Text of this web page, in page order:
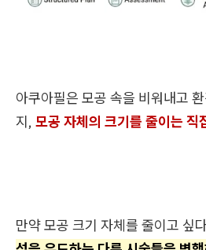
아쿠아필은 모공 속을 비워내고
지, 모공 자체의 크기를 줄이는 직
만약 모공 크기 자체를 줄이고 싶